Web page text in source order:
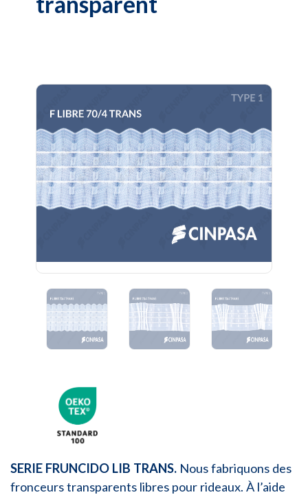
SERIE FRUNCIDO LIB TRANS. Nous fabriquons des
fronceurs transparents libres pour rideaux. À l’aide